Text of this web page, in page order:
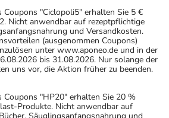
Coupons "Ciclopoli5" erhalten Sie 5 €
Nicht anwendbar auf rezeptpflichtige
und Versandkosten.
(ausgenommen Coupons)
unter www.aponeo.de und in der
bis 31.08.2026. Nur solange der
uns vor, die Aktion früher zu beenden.
Coupons "HP20" erhalten Sie 20 %
Produkte. Nicht anwendbar auf